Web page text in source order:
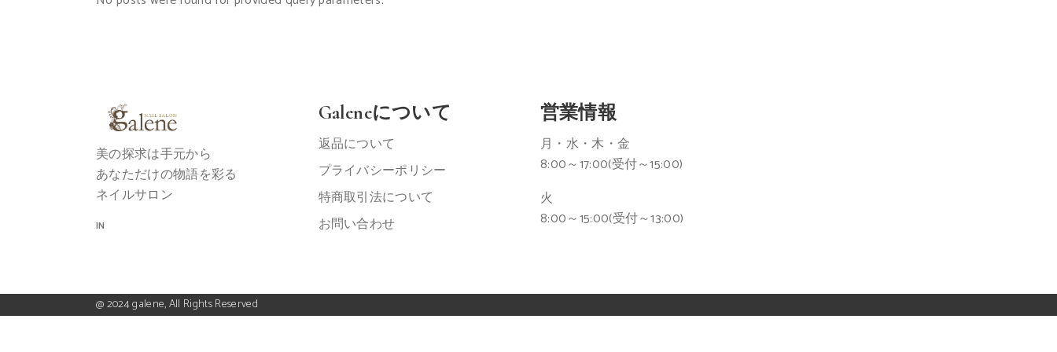
美の探求は手元から
あなただけの物語を彩る
ネイルサロン
IN
Galeneについて
返品について
プライバシーポリシー
特商取引法について
お問い合わせ
営業情報
月・水・木・金
8:00～17:00(受付～15:00)
火
8:00～15:00(受付～13:00)
@ 2024 galene, All Rights Reserved